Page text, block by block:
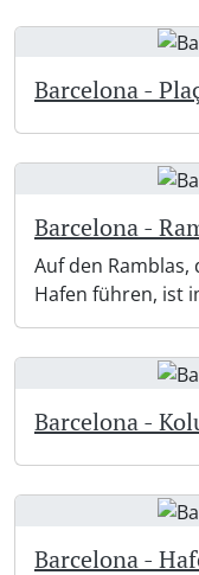
Barcelona -
Barcelona -
Auf den Ramblas,
Hafen führen, ist
Barcelona -
Barcelona -